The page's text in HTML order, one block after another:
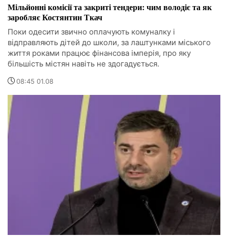
Мільйонні комісії та закриті тендери: чим володіє та як
заробляє Костянтин Ткач
Поки одесити звично оплачують комуналку і
відправляють дітей до школи, за лаштунками міського
життя роками працює фінансова імперія, про яку
більшість містян навіть не здогадується.
08:45 01.08